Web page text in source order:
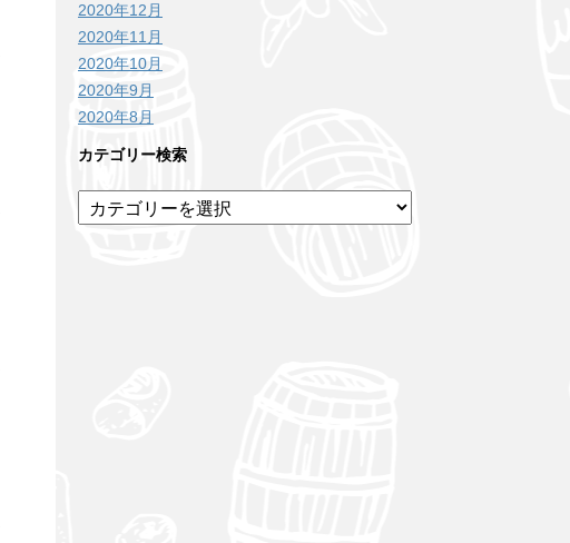
2020年12月
2020年11月
2020年10月
2020年9月
2020年8月
カテゴリー検索
テ